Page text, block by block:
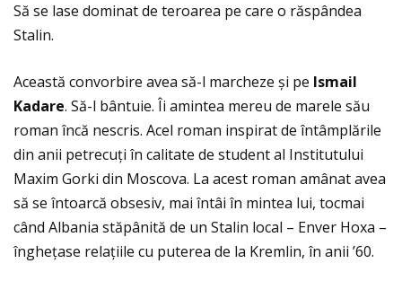
Să se lase dominat de teroarea pe care o răspândea
Stalin.
Această convorbire avea să-l marcheze și pe Ismail
Kadare. Să-l bântuie. Îi amintea mereu de marele său
roman încă nescris. Acel roman inspirat de întâmplările
din anii petrecuţi în calitate de student al Institutului
Maxim Gorki din Moscova. La acest roman amânat avea
să se întoarcă obsesiv, mai întâi în mintea lui, tocmai
când Albania stăpânită de un Stalin local – Enver Hoxa –
îngheţase relaţiile cu puterea de la Kremlin, în anii ’60.